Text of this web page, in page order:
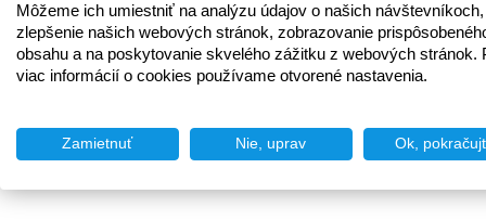
Môžeme ich umiestniť na analýzu údajov o našich
zlepšenie našich webových stránok, zobrazovanie
obsahu a na poskytovanie skvelého zážitku z webových stránok.
viac informácií o cookies používame otvorené nastavenia.
Zamietnuť Nie, uprav Ok,